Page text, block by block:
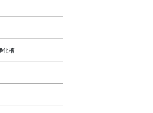
化槽